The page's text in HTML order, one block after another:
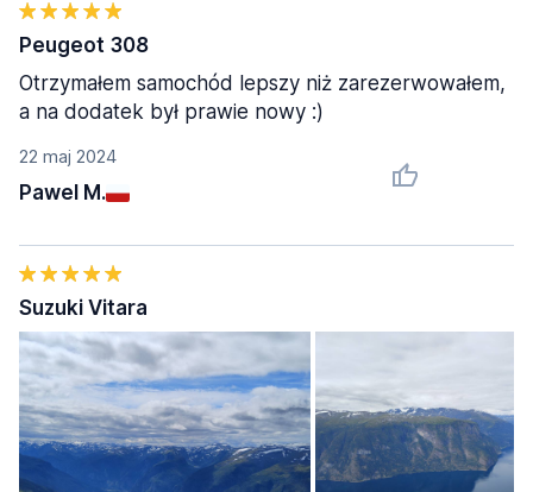
22 maj 2024
Pawel M.
Peugeot 308
Otrzymałem samochód lepszy niż zarezerwowałem,
a na dodatek był prawie nowy :)
Suzuki Vitara